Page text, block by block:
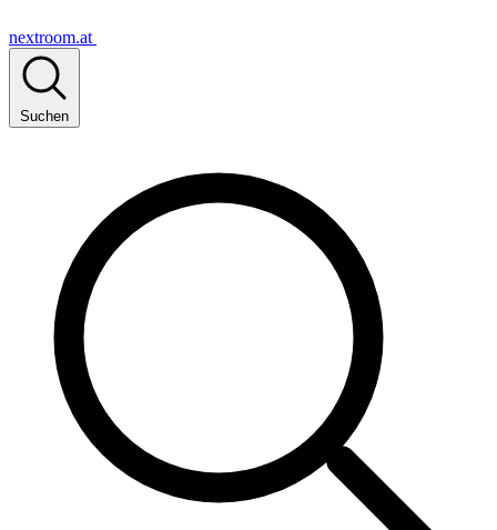
nextroom.at
Suchen